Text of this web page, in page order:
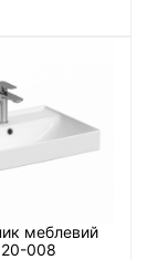
меблевий
008